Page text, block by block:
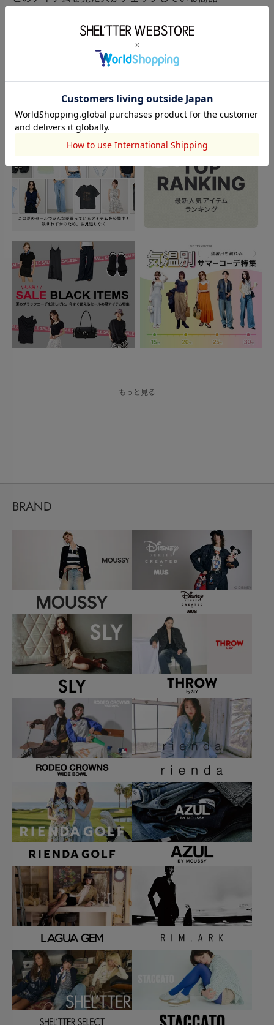
閲覧中カテゴリーのランキング
TOPICS
もっと見る
BRAND